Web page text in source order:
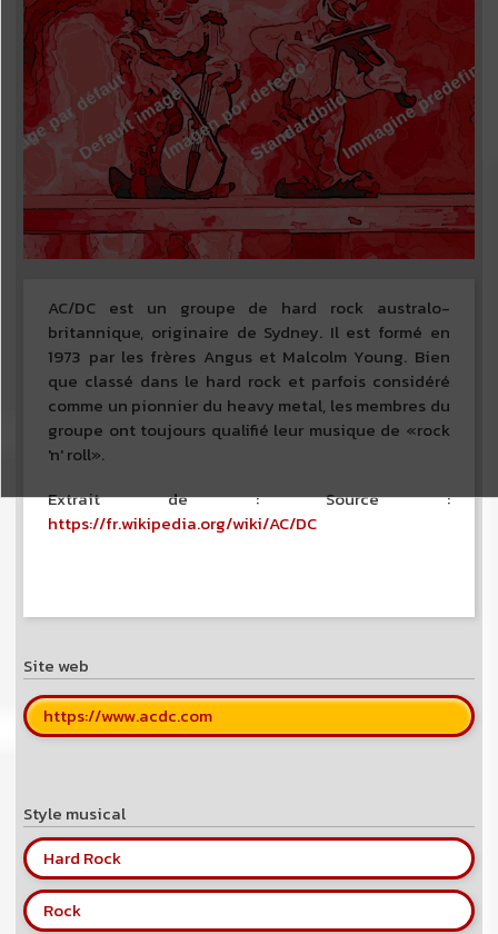
AC/DC est un groupe de hard rock australo-
britannique, originaire de Sydney. Il est formé en
1973 par les frères Angus et Malcolm Young. Bien
que classé dans le hard rock et parfois considéré
comme un pionnier du heavy metal, les membres du
groupe ont toujours qualifié leur musique de «rock
'n' roll».
Extrait de : Source :
https://fr.wikipedia.org/wiki/AC/DC
Site web
https://www.acdc.com
Style musical
Hard Rock
Rock